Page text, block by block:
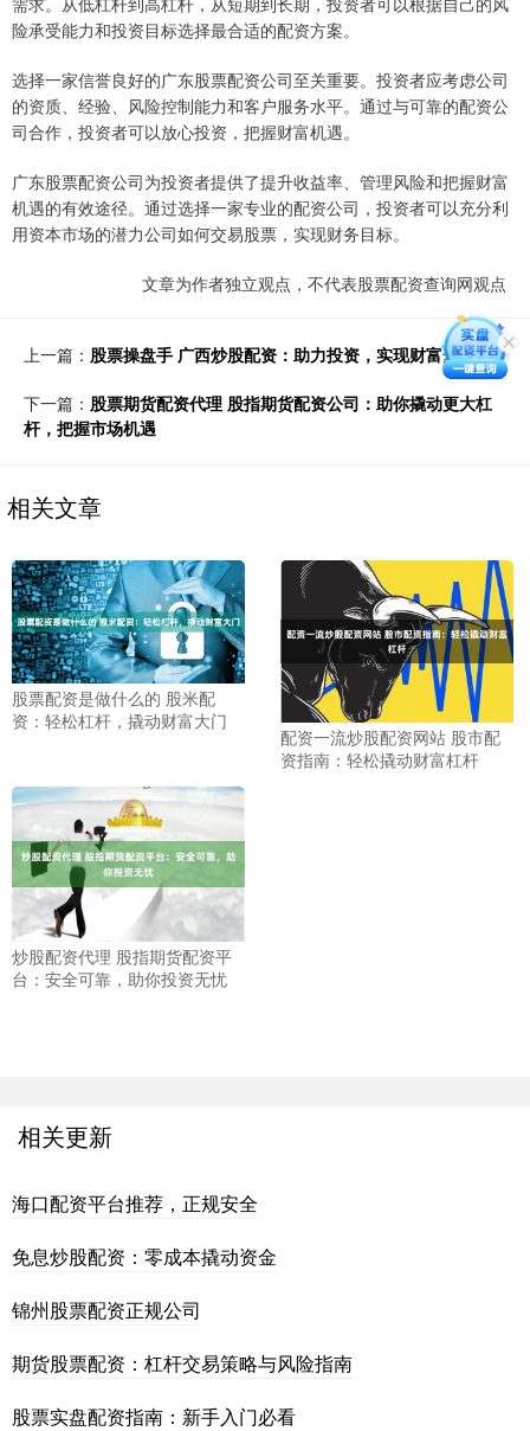
险承受能力和投资目标选择最合适的配资方案。
选择一家信誉良好的广东股票配资公司至关重要。投资者应考虑公司
的资质、经验、风险控制能力和客户服务水平。通过与可靠的配资公
司合作，投资者可以放心投资，把握财富机遇。
广东股票配资公司为投资者提供了提升收益率、管理风险和把握财富
机遇的有效途径。通过选择一家专业的配资公司，投资者可以充分利
用资本市场的潜力公司如何交易股票，实现财务目标。
文章为作者独立观点，不代表股票配资查询网观点
上一篇： 股票操盘手 广西炒股配资：助力投资，实现财富梦想
下一篇： 股票期货配资代理 股指期货配资公司：助你撬动更大杠
杆，把握市场机遇
相关文章
股票配资是做什么的 股米配
资：轻松杠杆，撬动财富大门
配资一流炒股配资网站 股市配
资指南：轻松撬动财富杠杆
炒股配资代理 股指期货配资平
台：安全可靠，助你投资无忧
相关更新
海口配资平台推荐，正规安全
免息炒股配资：零成本撬动资金
锦州股票配资正规公司
期货股票配资：杠杆交易策略与风险指南
股票实盘配资指南：新手入门必看